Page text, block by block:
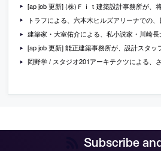
[ap job 更新] (株)Ｆｉｔ建築設計事務所が、将来的に独立を目指す
トラフによる、六本木ヒルズアリーナでの、日本酒イベントの会場構成「CRAFT SAKE WEEK
建築家・大室佑介による、私小説家・川崎長太郎が20年住んだ海辺の物置小屋の模型の展示や関連書籍
[ap job 更新] 能正建築事務所が、設計スタッ
岡野学 / スタジオ201アーキテクツによる、さいたま市の、築70年の木造住宅の1階部分を改修
Subscribe